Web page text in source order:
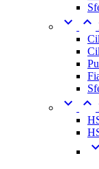
 
 
